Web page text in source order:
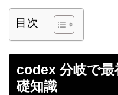
目次
codex 分岐で
礎知識